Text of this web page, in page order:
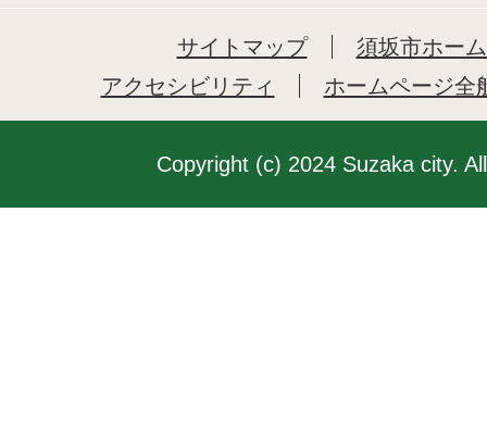
サイトマップ
須坂市ホー
アクセシビリティ
ホームページ全
Copyright (c) 2024 Suzaka city.